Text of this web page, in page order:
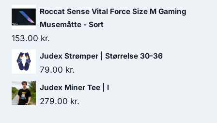
Roccat Sense Vital Force Size M Gaming
Musemåtte - Sort
153.00 kr.
Judex Strømper | Størrelse 30-36
79.00 kr.
Judex Miner Tee | l
279.00 kr.